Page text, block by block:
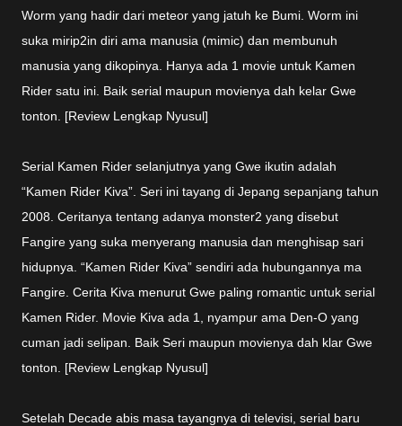
Worm yang hadir dari meteor yang jatuh ke Bumi. Worm ini
suka mirip2in diri ama manusia (mimic) dan membunuh
manusia yang dikopinya. Hanya ada 1 movie untuk Kamen
Rider satu ini. Baik serial maupun movienya dah kelar Gwe
tonton. [Review Lengkap Nyusul]
Serial Kamen Rider selanjutnya yang Gwe ikutin adalah
“Kamen Rider Kiva”. Seri ini tayang di Jepang sepanjang tahun
2008. Ceritanya tentang adanya monster2 yang disebut
Fangire yang suka menyerang manusia dan menghisap sari
hidupnya. “Kamen Rider Kiva” sendiri ada hubungannya ma
Fangire. Cerita Kiva menurut Gwe paling romantic untuk serial
Kamen Rider. Movie Kiva ada 1, nyampur ama Den-O yang
cuman jadi selipan. Baik Seri maupun movienya dah klar Gwe
tonton. [Review Lengkap Nyusul]
Setelah Decade abis masa tayangnya di televisi, serial baru